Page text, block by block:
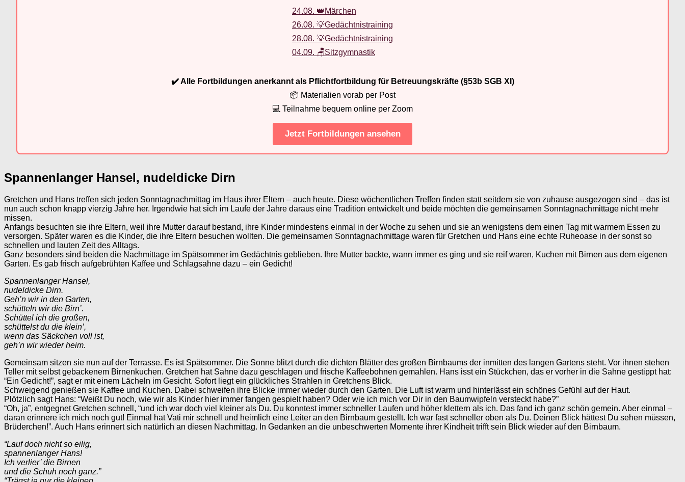
24.08. 👑Märchen
26.08. 💡Gedächtnistraining
28.08. 💡Gedächtnistraining
04.09. 🪑Sitzgymnastik
✔️ Alle Fortbildungen anerkannt als Pflichtfortbildung für Betreuungskräfte (§53b SGB XI)
📦 Materialien vorab per Post
💻 Teilnahme bequem online per Zoom
Jetzt Fortbildungen ansehen
Spannenlanger Hansel, nudeldicke Dirn
Gretchen und Hans treffen sich jeden Sonntagnachmittag im Haus ihrer Eltern – auch heute. Diese wöchentlichen Treffen finden statt seitdem sie von zuhause ausgezogen sind – das ist
nun auch schon knapp vierzig Jahre her. Irgendwie hat sich im Laufe der Jahre daraus eine Tradition entwickelt und beide möchten die gemeinsamen Sonntagnachmittage nicht mehr
missen.
Anfangs besuchten sie ihre Eltern, weil ihre Mutter darauf bestand, ihre Kinder mindestens einmal in der Woche zu sehen und sie an wenigstens dem einen Tag mit warmem Essen zu
versorgen. Später waren es die Kinder, die ihre Eltern besuchen wollten. Die gemeinsamen Sonntagnachmittage waren für Gretchen und Hans eine echte Ruheoase in der sonst so
schnellen und lauten Zeit des Alltags.
Ganz besonders sind beiden die Nachmittage im Spätsommer im Gedächtnis geblieben. Ihre Mutter backte, wann immer es ging und sie reif waren, Kuchen mit Birnen aus dem eigenen
Garten. Es gab frisch aufgebrühten Kaffee und Schlagsahne dazu – ein Gedicht!
Spannenlanger Hansel,
nudeldicke Dirn.
Geh’n wir in den Garten,
schütteln wir die Birn’.
Schüttel ich die großen,
schüttelst du die klein’,
wenn das Säckchen voll ist,
geh’n wir wieder heim.
Gemeinsam sitzen sie nun auf der Terrasse. Es ist Spätsommer. Die Sonne blitzt durch die dichten Blätter des großen Birnbaums der inmitten des langen Gartens steht. Vor ihnen stehen
Teller mit selbst gebackenem Birnenkuchen. Gretchen hat Sahne dazu geschlagen und frische Kaffeebohnen gemahlen. Hans isst ein Stückchen, das er vorher in die Sahne gestippt hat:
“Ein Gedicht!”, sagt er mit einem Lächeln im Gesicht. Sofort liegt ein glückliches Strahlen in Gretchens Blick.
Schweigend genießen sie Kaffee und Kuchen. Dabei schweifen ihre Blicke immer wieder durch den Garten. Die Luft ist warm und hinterlässt ein schönes Gefühl auf der Haut.
Plötzlich sagt Hans: “Weißt Du noch, wie wir als Kinder hier immer fangen gespielt haben? Oder wie ich mich vor Dir in den Baumwipfeln versteckt habe?”
“Oh, ja”, entgegnet Gretchen schnell, “und ich war doch viel kleiner als Du. Du konntest immer schneller Laufen und höher klettern als ich. Das fand ich ganz schön gemein. Aber einmal –
daran erinnere ich mich noch gut! Einmal hat Vati mir schnell und heimlich eine Leiter an den Birnbaum gestellt. Ich war fast schneller oben als Du. Deinen Blick hättest Du sehen müssen,
Brüderchen!”. Auch Hans erinnert sich natürlich an diesen Nachmittag. In Gedanken an die unbeschwerten Momente ihrer Kindheit trifft sein Blick wieder auf den Birnbaum.
“Lauf doch nicht so eilig,
spannenlanger Hans!
Ich verlier’ die Birnen
und die Schuh noch ganz.”